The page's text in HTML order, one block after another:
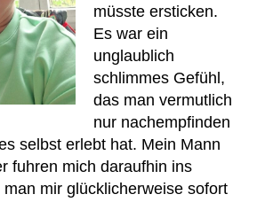
müsste ersticken.
Es war ein
unglaublich
schlimmes Gefühl,
das man vermutlich
nur nachempfinden
selbst erlebt hat. Mein Mann
fuhren mich daraufhin ins
mir glücklicherweise sofort